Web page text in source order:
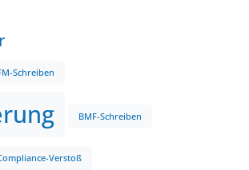
Schreiben
BMF-Schreiben
Verstoß